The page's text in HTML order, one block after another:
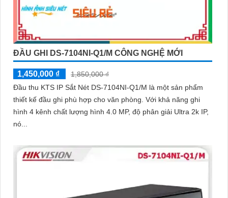
ĐẦU GHI DS-7104NI-Q1/M CÔNG NGHỆ MỚI
1,450,000 ₫
1,850,000 ₫
Đầu thu KTS IP Sắt Nét DS-7104NI-Q1/M là một sản phẩm
thiết kế đầu ghi phù hợp cho văn phòng. Với khả năng ghi
hình 4 kênh chất lượng hình 4.0 MP, độ phân giải Ultra 2k IP,
nó...